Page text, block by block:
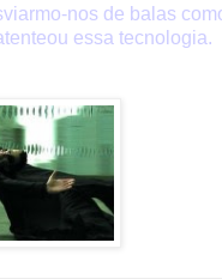
nos de balas
essa tecnologia.